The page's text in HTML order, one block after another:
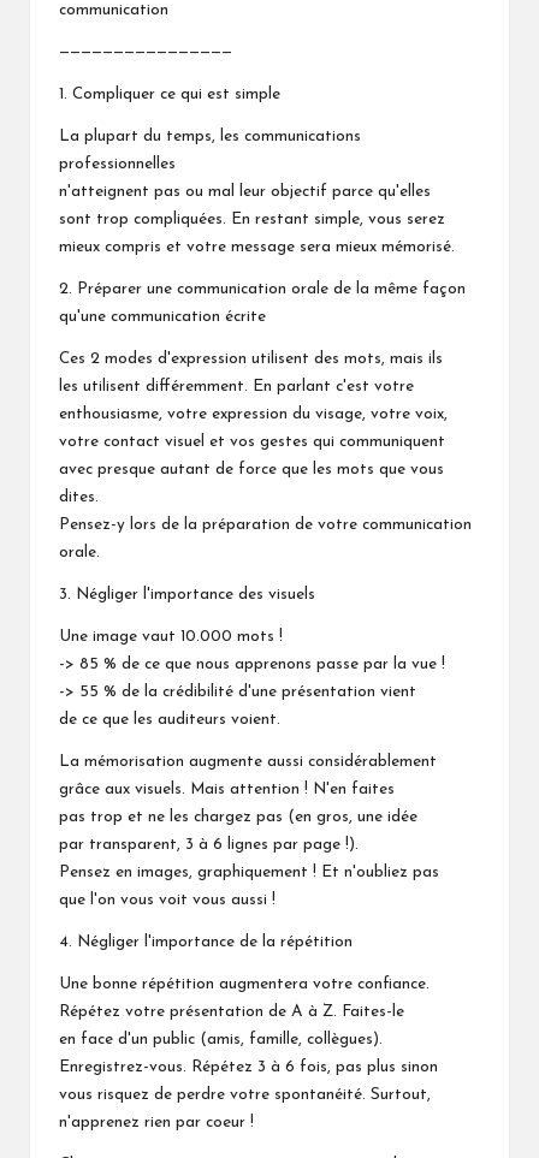
communication
————————————————
1. Compliquer ce qui est simple
La plupart du temps, les communications
professionnelles
n'atteignent pas ou mal leur objectif parce qu'elles
sont trop compliquées. En restant simple, vous serez
mieux compris et votre message sera mieux mémorisé.
2. Préparer une communication orale de la même façon
qu'une communication écrite
Ces 2 modes d'expression utilisent des mots, mais ils
les utilisent différemment. En parlant c'est votre
enthousiasme, votre expression du visage, votre voix,
votre contact visuel et vos gestes qui communiquent
avec presque autant de force que les mots que vous
dites.
Pensez-y lors de la préparation de votre communication
orale.
3. Négliger l'importance des visuels
Une image vaut 10.000 mots !
-> 85 % de ce que nous apprenons passe par la vue !
-> 55 % de la crédibilité d'une présentation vient
de ce que les auditeurs voient.
La mémorisation augmente aussi considérablement
grâce aux visuels. Mais attention ! N'en faites
pas trop et ne les chargez pas (en gros, une idée
par transparent, 3 à 6 lignes par page !).
Pensez en images, graphiquement ! Et n'oubliez pas
que l'on vous voit vous aussi !
4. Négliger l'importance de la répétition
Une bonne répétition augmentera votre confiance.
Répétez votre présentation de A à Z. Faites-le
en face d'un public (amis, famille, collègues).
Enregistrez-vous. Répétez 3 à 6 fois, pas plus sinon
vous risquez de perdre votre spontanéité. Surtout,
n'apprenez rien par coeur !